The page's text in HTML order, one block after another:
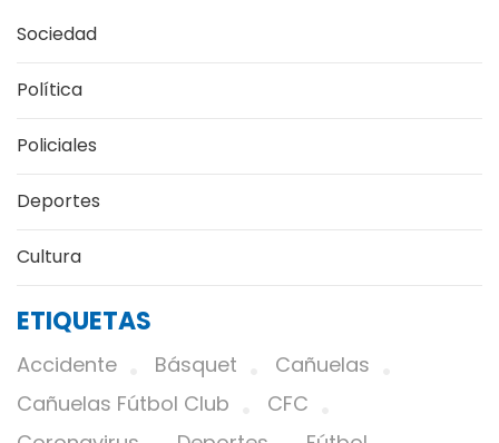
Sociedad
Política
Policiales
Deportes
Cultura
ETIQUETAS
Accidente Básquet
Cañuelas
Cañuelas Fútbol Club
CFC